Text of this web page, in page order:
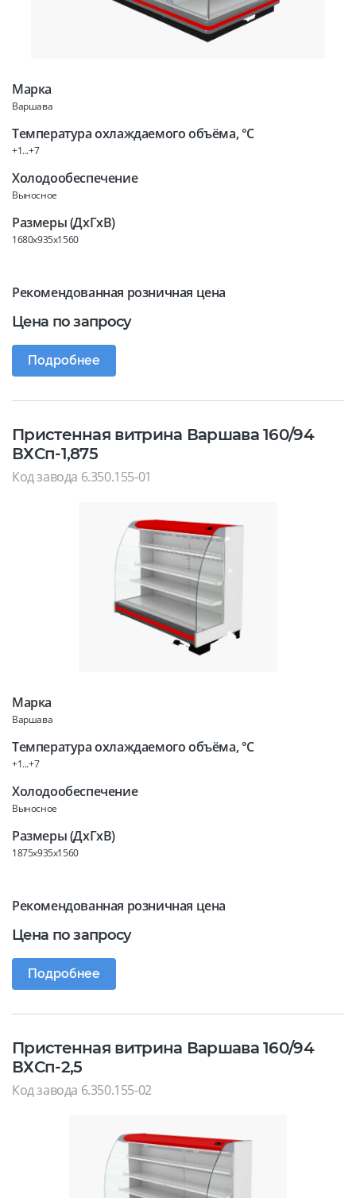
Марка
Варшава
Температура охлаждаемого объёма, °C
+1...+7
Холодообеспечение
Выносное
Размеры (ДхГхВ)
1680x935x1560
Рекомендованная розничная цена
Цена по запросу
Подробнее
Пристенная витрина Варшава 160/94
ВХСп-1,875
Код завода 6.350.155-01
Марка
Варшава
Температура охлаждаемого объёма, °C
+1...+7
Холодообеспечение
Выносное
Размеры (ДхГхВ)
1875x935x1560
Рекомендованная розничная цена
Цена по запросу
Подробнее
Пристенная витрина Варшава 160/94
ВХСп-2,5
Код завода 6.350.155-02